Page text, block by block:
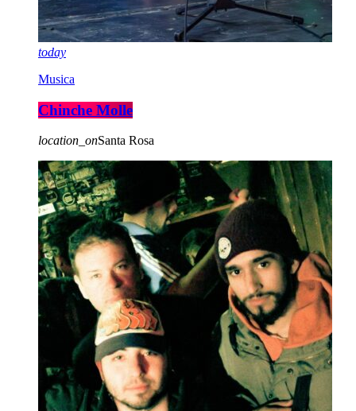
today
Musica
Chinche Molle
location_onSanta Rosa